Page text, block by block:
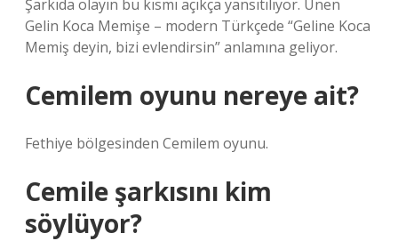
Şarkıda olayın bu kısmı açıkça yansıtılıyor. Ünen
Gelin Koca Memişe – modern Türkçede “Geline Koca
Memiş deyin, bizi evlendirsin” anlamına geliyor.
Cemilem oyunu nereye ait?
Fethiye bölgesinden Cemilem oyunu.
Cemile şarkısını kim
söylüyor?